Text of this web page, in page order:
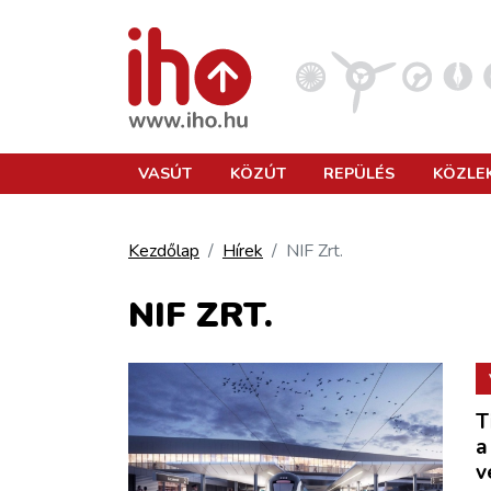
REPÜLÉS
KÖZLEKEDÉSFEJLESZTÉS
ELLÁTÁSI LÁNC
VASÚT KÖZÚT REPÜLÉS
Kezdőlap Hírek NIF Zrt.
NIF ZRT.